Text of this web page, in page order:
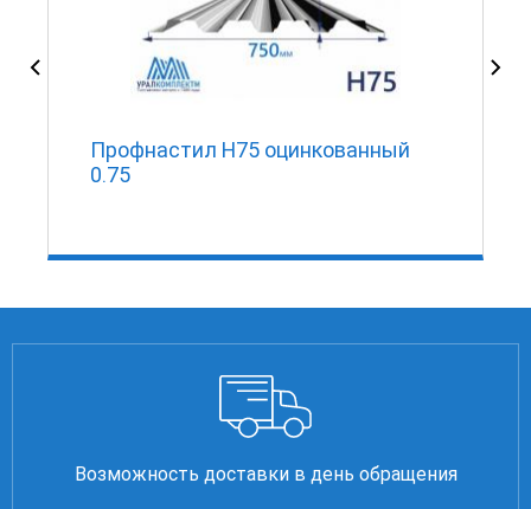
Профнастил Н75 оцинкованный
0.75
Возможность доставки в день обращения